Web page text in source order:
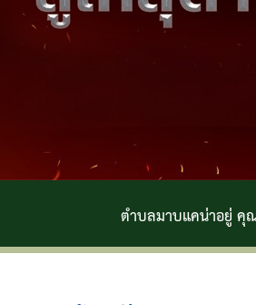
ตำบลมาบแคน่าอยู่ คุณภาพชี